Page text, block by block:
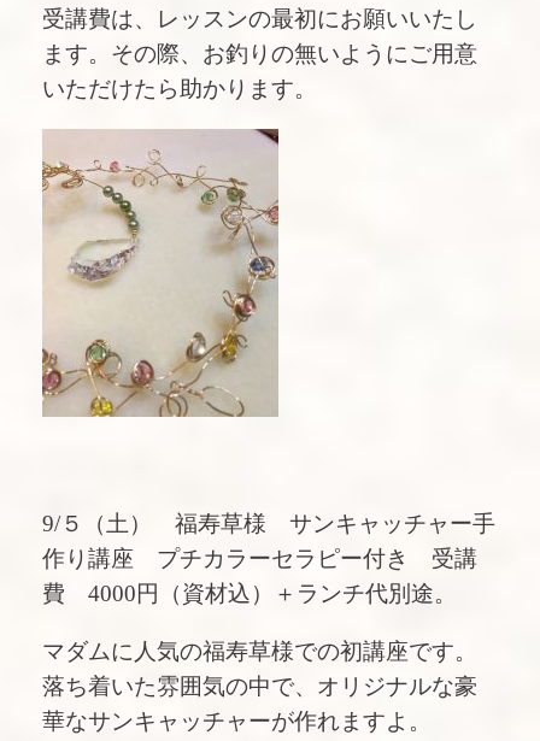
受講費は、レッスンの最初にお願いいたし
ます。その際、お釣りの無いようにご用意
いただけたら助かります。
9/５（土） 福寿草様 サンキャッチャー手
作り講座 プチカラーセラピー付き 受講
費 4000円（資材込）＋ランチ代別途。
マダムに人気の福寿草様での初講座です。
落ち着いた雰囲気の中で、オリジナルな豪
華なサンキャッチャーが作れますよ。